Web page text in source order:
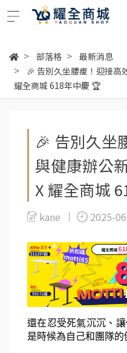
部落格
最新消息
🎉 告別久坐腰痠！迎接高
耀全商城 618年中慶 🏆
🎉 告別久坐
與健康辦公
X 耀全商城
kane 2025-
還在忍受死氣沉沉、
是時候為自己和團隊的